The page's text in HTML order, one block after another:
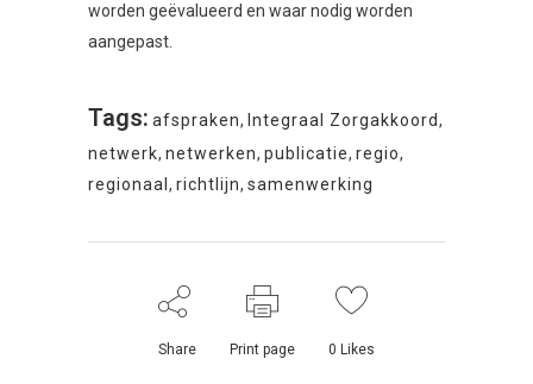
worden geëvalueerd en waar nodig worden
aangepast.
Tags: afspraken, Integraal Zorgakkoord,
netwerk, netwerken, publicatie, regio,
regionaal , richtlijn, samenwerking
Share Print page 0 Likes